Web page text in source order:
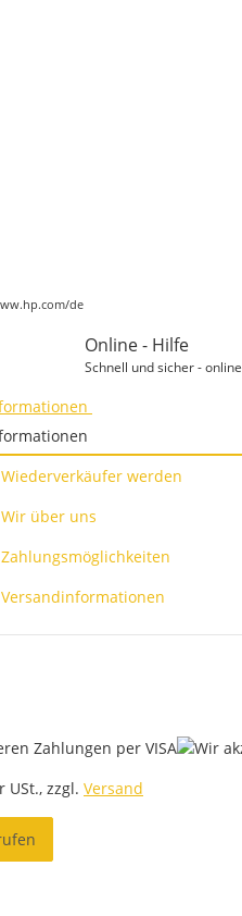
de
Online - Hilfe
Schnell und sicher - online
Wiederverkäufer werden
Wir über uns
Zahlungsmöglichkeiten
Versandinformationen
zzgl. Versand